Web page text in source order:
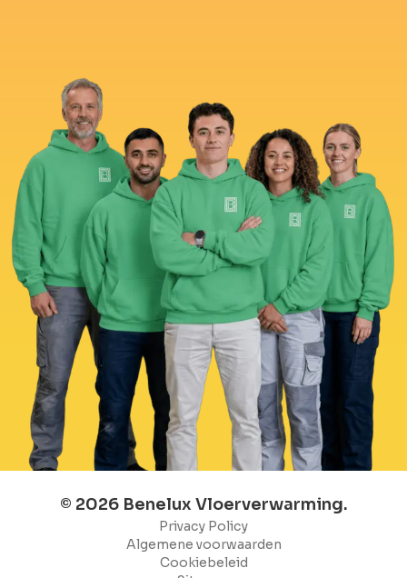
© 2026 Benelux Vloerverwarming.
Privacy Policy
Algemene voorwaarden
Cookiebeleid